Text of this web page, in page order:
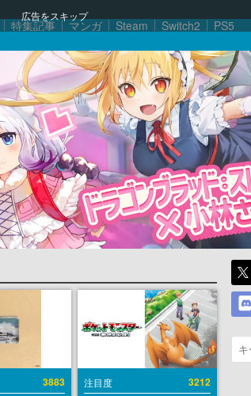
広告をスキップ
特集記事 マンガ Steam Switch2 PS5
3883 注目度 3212